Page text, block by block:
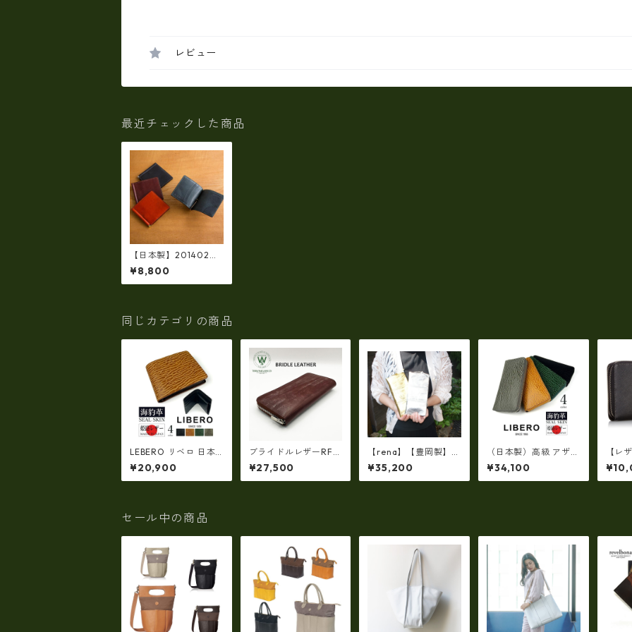
レビュー
最近チェックした商品
【日本製】201402【1
00％植物由来のタン
ニンなめしの牛革】 IN
DEED BORSA 超薄型
¥8,800
同じカテゴリの商品
LEBERO リベロ 日本
製 高級 アザラシ革(シ
ールスキン)× 姫路レザ
ー 二つ折り財布(ly140
¥20,900
ブライドルレザーRFロ
ングウォレット イギ
リス産ブライドルレザ
ー 日本製 tc-003H
¥27,500
【rena】【豊岡製】◇
純金箔革製品・限定生
産☆スペイン牛革（仔
牛革）手絞り＆オイル
¥35,200
（日本製）高級 アザラ
シ革（シールスキン）
× 姫路レザー ラウンド
ファスナー長財布 ロン
¥34,100
【レ
ルダ
ムウ
ス小
セール中の商品